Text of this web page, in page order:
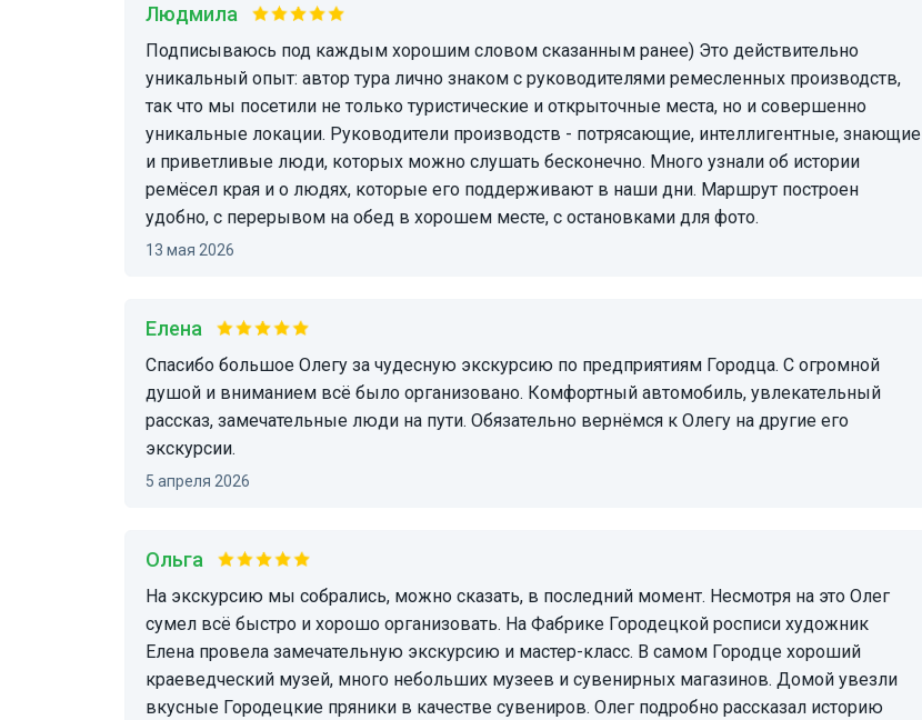
Людмила
Подписываюсь под каждым хорошим словом сказанным ранее) Это действительно
уникальный опыт: автор тура лично знаком с руководителями ремесленных производств,
так что мы посетили не только туристические и открыточные места, но и совершенно
уникальные локации. Руководители производств - потрясающие, интеллигентные, знающие
и приветливые люди, которых можно слушать бесконечно. Много узнали об истории
ремёсел края и о людях, которые его поддерживают в наши дни. Маршрут построен
удобно, с перерывом на обед в хорошем месте, с остановками для фото.
13 мая 2026
Елена
Спасибо большое Олегу за чудесную экскурсию по предприятиям Городца. С огромной
душой и вниманием всё было организовано. Комфортный автомобиль, увлекательный
рассказ, замечательные люди на пути. Обязательно вернёмся к Олегу на другие его
экскурсии.
5 апреля 2026
Ольга
На экскурсию мы собрались, можно сказать, в последний момент. Несмотря на это Олег
сумел всё быстро и хорошо организовать. На Фабрике Городецкой росписи художник
Елена провела замечательную экскурсию и мастер-класс. В самом Городце хороший
краеведческий музей, много небольших музеев и сувенирных магазинов. Домой увезли
вкусные Городецкие пряники в качестве сувениров. Олег подробно рассказал историю